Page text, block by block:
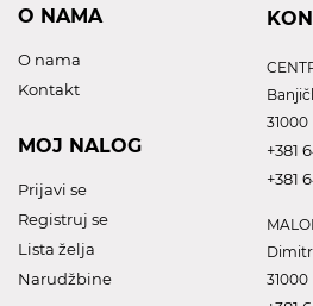
O NAMA
O nama
Kontakt
MOJ NALOG
Prijavi se
Registruj se
Lista želja
Narudžbine
31000
+381
+381
31000